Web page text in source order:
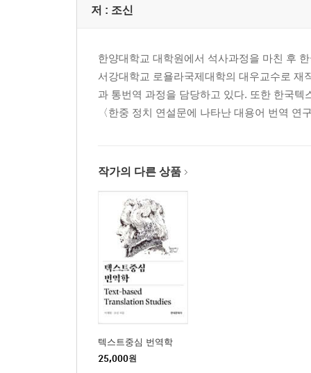
34. 상대의 회피를 놓치지 말기
37. 부적절하고 허술한 증명을 집중 공격하기
38. 최후의 수단: 인신공격하기
에필로그
저 : 조신
한양대학교 대학원에서 석사과정을 마친 후
서강대학교 로욜라국제대학의 대우교수로
과 통번역 과정을 담당하고 있다. 또한 한국
〈한중 정치 연설문에 나타난 대용어 번역 연
작가의 다른 상품
텍스트중심 번역학
25,000원